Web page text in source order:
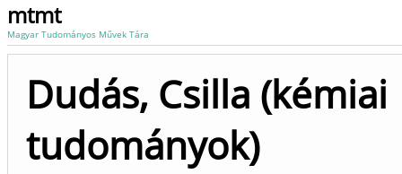
mtmt
Magyar Tudományos Művek Tára
Dudás, Csilla (kémiai
tudományok)